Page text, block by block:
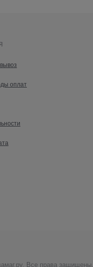
оплат
Все права защищены.